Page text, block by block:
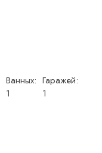
Ванных:
1
Гаражей:
1